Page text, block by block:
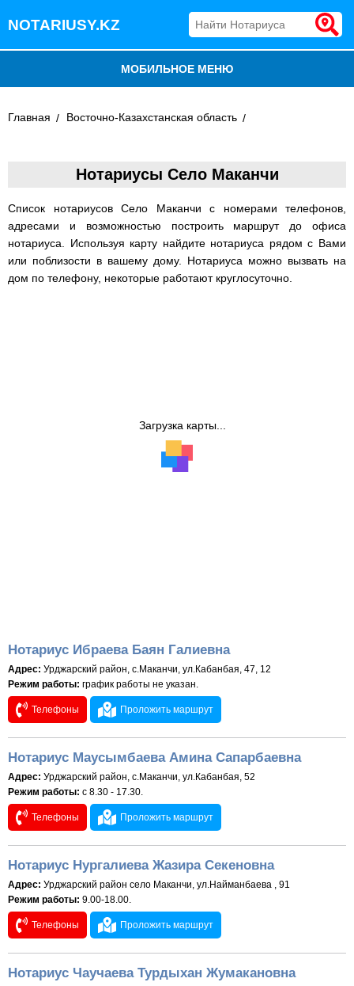
NOTARIUSY.KZ
МОБИЛЬНОЕ МЕНЮ
НОТАРИУСЫ КАЗАХСТАНА
Главная Восточно-Казахстанская область
Нотариусы Село Маканчи
Список нотариусов Село Маканчи с номерами телефонов,
адресами и возможностью построить маршрут до офиса
нотариуса. Используя карту найдите нотариуса рядом с Вами
или поблизости в вашему дому. Нотариуса можно вызвать на
дом по телефону, некоторые работают круглосуточно.
Загрузка карты...
Нотариус Ибраева Баян Галиевна
Адрес: Урджарский район, с.Маканчи, ул.Кабанбая, 47, 12
Режим работы: график работы не указан.
Телефоны Проложить маршрут
Нотариус Маусымбаева Амина Сапарбаевна
Адрес: Урджарский район, с.Маканчи, ул.Кабанбая, 52
Режим работы: с 8.30 - 17.30.
Телефоны Проложить маршрут
Нотариус Нургалиева Жазира Секеновна
Адрес: Урджарский район село Маканчи, ул.Найманбаева , 91
Режим работы: 9.00-18.00.
Телефоны Проложить маршрут
Нотариус Чаучаева Турдыхан Жумакановна